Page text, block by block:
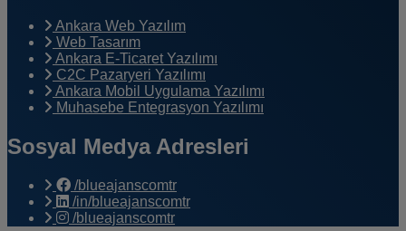
Ankara Web Yazılım
Web Tasarım
Ankara E-Ticaret Yazılımı
C2C Pazaryeri Yazılımı
Ankara Mobil Uygulama Yazılımı
Muhasebe Entegrasyon Yazılımı
Sosyal Medya Adresleri
/blueajanscomtr
/in/blueajanscomtr
/blueajanscomtr